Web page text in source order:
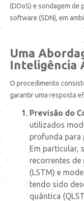
(DDoS) e sondagem de
software (SDN), em
Uma
Inteligência
O procedimento
garantir uma resposta
Previsão do
utilizados
profunda para
Em particular,
recorrentes
(LSTM) e
tendo sido
quântica